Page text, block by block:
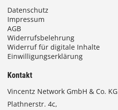
Datenschutz
Impressum
AGB
Widerrufsbelehrung
Widerruf für digitale Inhalte
Einwilligungserklärung
Kontakt
Vincentz Network GmbH & Co. KG
Plathnerstr. 4c,